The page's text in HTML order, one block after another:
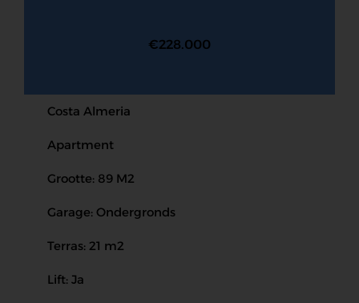
€228.000
Costa Almeria
Apartment
Grootte: 89 M2
Garage: Ondergronds
Terras: 21 m2
Lift: Ja